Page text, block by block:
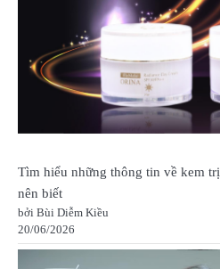
Tìm hiểu những thông tin về kem
nên biết
bởi Bùi Diễm Kiều
20/06/2026